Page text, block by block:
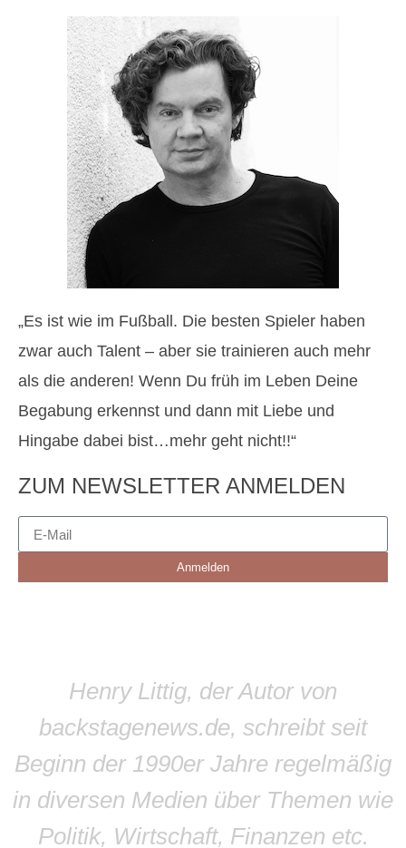
„Es ist wie im Fußball. Die besten Spieler haben
zwar auch Talent – aber sie trainieren auch mehr
als die anderen! Wenn Du früh im Leben Deine
Begabung erkennst und dann mit Liebe und
Hingabe dabei bist…mehr geht nicht!!“
ZUM NEWSLETTER ANMELDEN
Anmelden
Henry Littig, der Autor von
backstagenews.de, schreibt seit
Beginn der 1990er Jahre regelmäßig
in diversen Medien über Themen wie
Politik, Wirtschaft, Finanzen etc.